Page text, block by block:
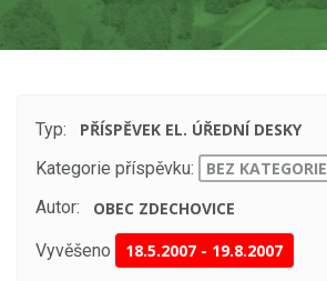
Typ:
PŘÍSPĚVEK EL. ÚŘEDNÍ DESKY
Kategorie příspěvku:
BEZ KATEGORIE
Autor:
OBEC ZDECHOVICE
Vyvěšeno 18.5.2007 - 19.8.2007